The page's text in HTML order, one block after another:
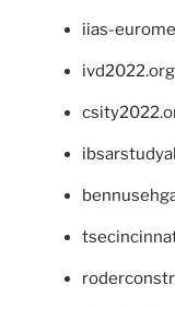
iias-
ivd2022.org